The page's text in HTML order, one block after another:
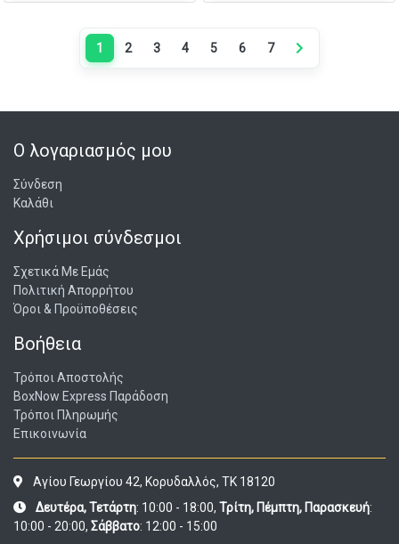
1 2 3 4 5 6 7 Next page
Ο λογαριασμός μου
Σύνδεση
Καλάθι
Χρήσιμοι σύνδεσμοι
Σχετικά Με Εμάς
Πολιτική Απορρήτου
Όροι & Προϋποθέσεις
Βοήθεια
Τρόποι Αποστολής
BoxNow Express Παράδοση
Τρόποι Πληρωμής
Επικοινωνία
Αγίου Γεωργίου 42, Κορυδαλλός, ΤΚ 18120
Δευτέρα, Τετάρτη: 10:00 - 18:00, Τρίτη, Πέμπτη, Παρασκευή:
10:00 - 20:00, Σάββατο: 12:00 - 15:00